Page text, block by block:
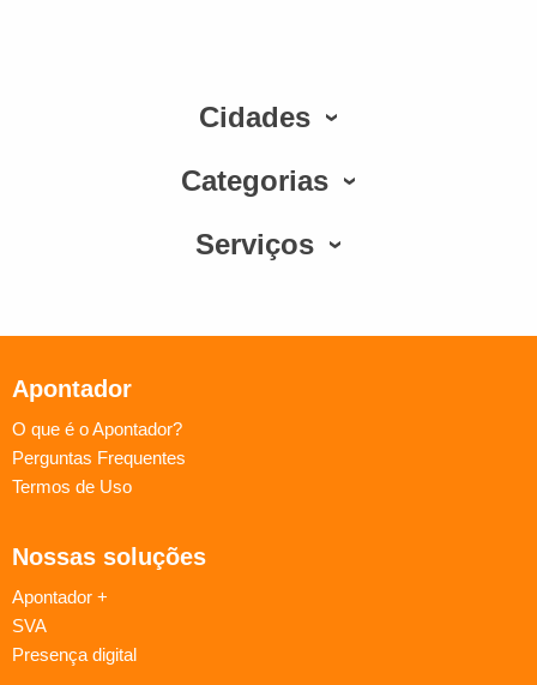
Cidades
Categorias
Serviços
Apontador
O que é o Apontador?
Perguntas Frequentes
Termos de Uso
Nossas soluções
Apontador +
SVA
Presença digital